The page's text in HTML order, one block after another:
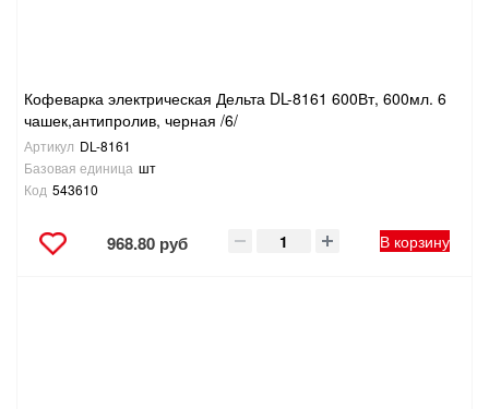
Кофеварка электрическая Дельта DL-8161 600Вт, 600мл. 6
чашек,антипролив, черная /6/
Артикул DL-8161
Базовая единица шт
Код 543610
968.80 руб В корзину